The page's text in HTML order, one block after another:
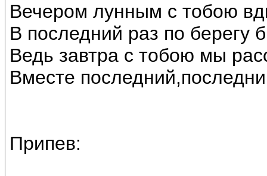
Вечером лунным с тобою
В последний раз по берегу
Ведь завтра с тобою мы
Вместе
Припев: